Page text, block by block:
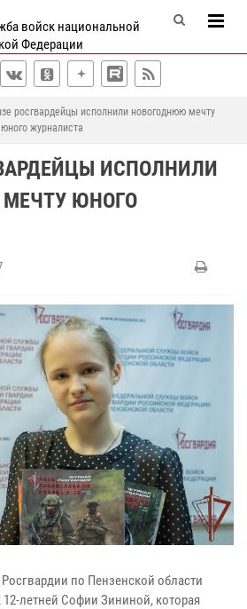
войск национальной
Федерации
росгвардейцы исполнили новогоднюю мечту
юного журналиста
ИСПОЛНИЛИ
ЮНОГО
по Пензенской области
летней Софии Зининой, которая